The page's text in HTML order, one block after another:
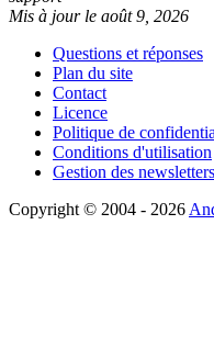
Mis à jour le août 9, 2026
Questions et réponses
Plan du site
Contact
Licence
Politique de
Conditions d'utilisation
Gestion des newsletters
Copyright © 2004 - 2026